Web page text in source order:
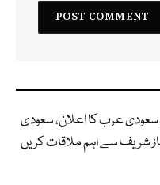
سعودی عرب کا اعلان، سعودی
شریف سے اہم ملاقات کریں